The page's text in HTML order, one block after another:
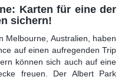
Karten für eine der
sichern!
Melbourne, Australien, haben
auf einen aufregenden Trip
können sich auch auf eine
freuen. Der Albert Park